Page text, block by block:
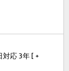
対応 3年 [ +